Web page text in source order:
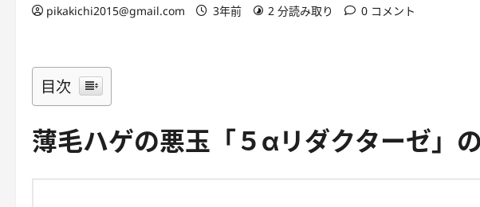
pikakichi2015@gmail.com 3年前 2 分読み取り 0 コメント
目次
薄毛ハゲの悪玉「５αリダクターゼ」